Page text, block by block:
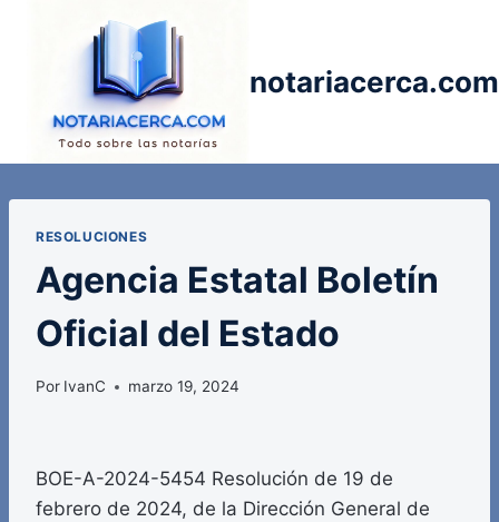
notariacerca.com
RESOLUCIONES
Agencia Estatal Boletín
Oficial del Estado
Por IvanC marzo 19, 2024
BOE-A-2024-5454 Resolución de 19 de
febrero de 2024, de la Dirección General de